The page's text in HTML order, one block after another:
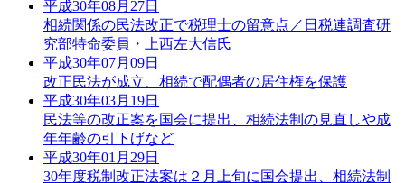
平成30年08月27日
相続関係の民法改正で税理士の留意点／日税連調査研
究部特命委員・上西左大信氏
平成30年07月09日
改正民法が成立、相続で配偶者の居住権を保護
平成30年03月19日
民法等の改正案を国会に提出、相続法制の見直しや成
年年齢の引下げなど
平成30年01月29日
30年度税制改正法案は２月上旬に国会提出、相続法制